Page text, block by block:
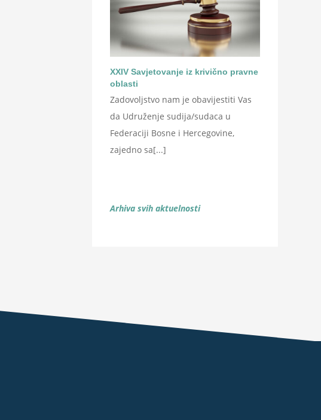
XXIV Savjetovanje iz krivično pravne
oblasti
Zadovoljstvo nam je obavijestiti Vas
da Udruženje sudija/sudaca u
Federaciji Bosne i Hercegovine,
zajedno sa[...]
Arhiva svih aktuelnosti